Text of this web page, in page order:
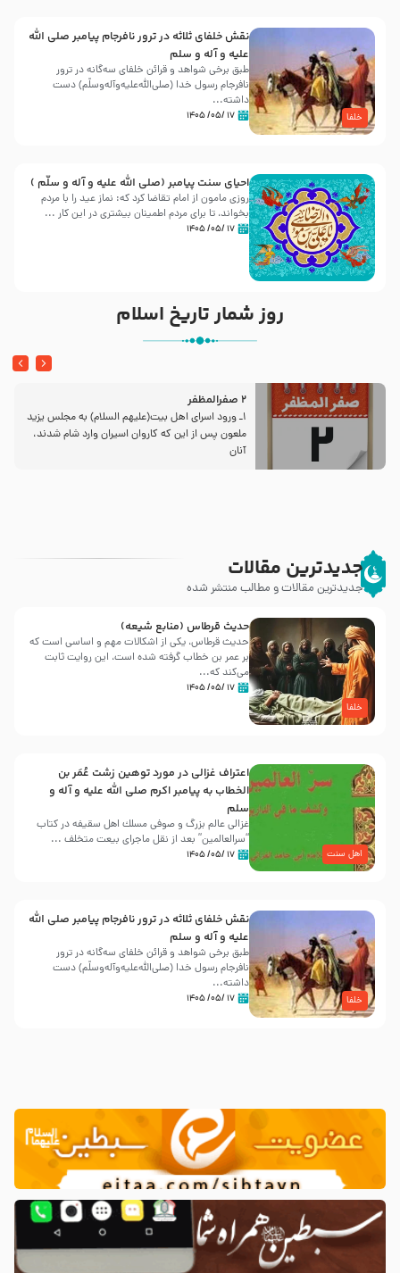
خلفا
نقش خلفای ثلاثه در ترور نافرجام پیامبر صلی الله
علیه و آله و سلم
طبق برخی شواهد و قرائن خلفای سه‌گانه در ترور
نافرجام رسول خدا (صلی‌الله‌علیه‌و‌آله‌وسلّم) دست
داشته‌...
۱۷ /۰۵/ ۱۴۰۵
احیای سنت پیامبر (صلی الله علیه و آله و سلّم )
روزی مامون از امام تقاضا کرد که: نماز عید را با مردم
بخواند، تا برای مردم اطمینان بیشتری در این کار ...
۱۷ /۰۵/ ۱۴۰۵
روز شمار تاریخ اسلام
2 صفرالمظفر
1ـ ورود اسراى اهل بیت‌(علیهم السلام) به مجلس یزید
ملعون پس از این كه كاروان اسیران وارد شام شدند،
آنان
جدیدترین مقالات
جدیدترین مقالات و مطالب منتشر شده
خلفا
حدیث قرطاس (منابع شیعه)
حدیث قرطاس، یکی از اشکالات مهم و اساسی است که
بر عمر بن خطاب گرفته شده است، این روایت ثابت
می‌کند که...
۱۷ /۰۵/ ۱۴۰۵
اهل سنت
اعتراف غزالی در مورد توهین زشت عُمَر بن
الخطاب به پیامبر اکرم صلی الله علیه و آله و
سلم
غزالی عالم بزرگ و صوفی مسلك اهل سقيفه در کتاب
“سرالعالمین” بعد از نقل ماجرای بیعت متخلف ...
۱۷ /۰۵/ ۱۴۰۵
خلفا
نقش خلفای ثلاثه در ترور نافرجام پیامبر صلی الله
علیه و آله و سلم
طبق برخی شواهد و قرائن خلفای سه‌گانه در ترور
نافرجام رسول خدا (صلی‌الله‌علیه‌و‌آله‌وسلّم) دست
داشته‌...
۱۷ /۰۵/ ۱۴۰۵